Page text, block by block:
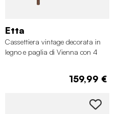
Etta
Cassettiera vintage decorata in
legno e paglia di Vienna con 4
159,99 €